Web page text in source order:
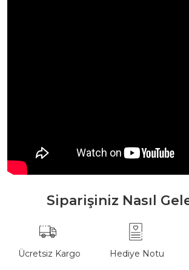
Siparişiniz Nasıl
Ücretsiz Kargo Hediye Notu